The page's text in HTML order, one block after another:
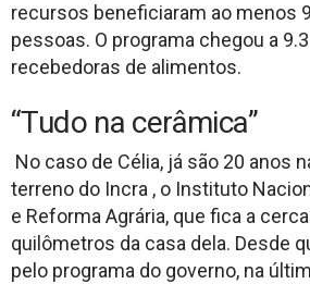
recursos beneficiaram ao menos
pessoas. O programa chegou a
recebedoras de alimentos.
“Tudo na cerâmica”
No caso de Célia, já são 20 anos
terreno do Incra , o Instituto
e Reforma Agrária, que fica a
quilômetros da casa dela. Desde
pelo programa do governo, na